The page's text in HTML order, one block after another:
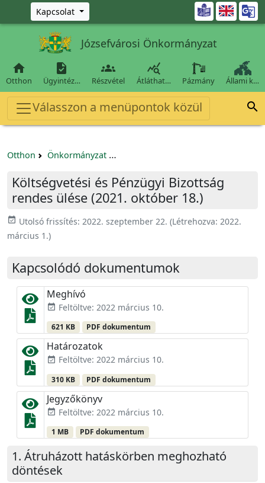
Ugrás a fő tartalomra
Kapcsolat 
Józsefvárosi Önkormányzat

Otthon

Ügyintéz…

Részvétel

Átláthat… Pázmány Állami k…
Válasszon a menüpontok közül 
Otthon Önkormányzat
Költségvetési és Pénzügyi Bizottság
rendes ülése (2021. október 18.)
event_available Utolsó frissítés: 2022. szeptember 22. (Létrehozva: 2022.
március 1.)
Kapcsolódó dokumentumok
Meghívó
event_available Feltöltve: 2022 március 10.
621 KB PDF dokumentum
Határozatok
event_available Feltöltve: 2022 március 10.
310 KB PDF dokumentum
Jegyzőkönyv
event_available Feltöltve: 2022 március 10.
1 MB PDF dokumentum
Átruházott hatáskörben meghozható
döntések